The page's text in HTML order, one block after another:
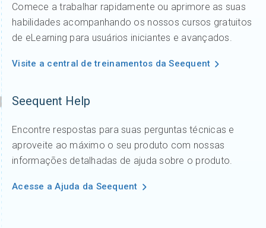
Comece a trabalhar rapidamente ou aprimore as suas
habilidades acompanhando os nossos cursos gratuitos
de eLearning para usuários iniciantes e avançados.
Visite a central de treinamentos da Seequent
Seequent Help
Encontre respostas para suas perguntas técnicas e
aproveite ao máximo o seu produto com nossas
informações detalhadas de ajuda sobre o produto.
Acesse a Ajuda da Seequent